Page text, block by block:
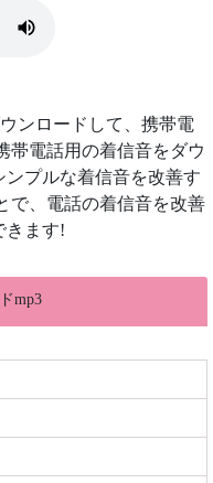
ンロードして、携帯電
帯電話用の着信音をダウ
プルな着信音を改善す
で、電話の着信音を改善
きます!
mp3